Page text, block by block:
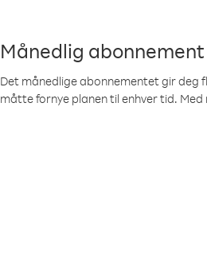
Månedlig abonnement
Det månedlige abonnementet gir deg
måtte fornye planen til enhver tid.